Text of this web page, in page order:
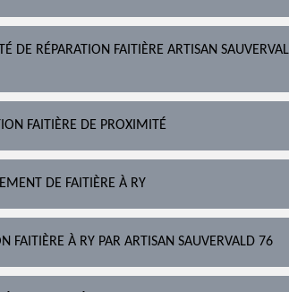
DE RÉPARATION FAITIÈRE ARTISAN
FAITIÈRE DE PROXIMITÉ
DE FAITIÈRE À RY
FAITIÈRE À RY PAR ARTISAN SAUVERVALD 76